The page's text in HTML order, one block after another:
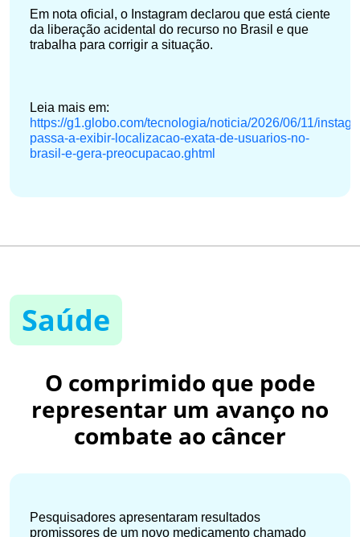
Em nota oficial, o Instagram declarou que está ciente
da liberação acidental do recurso no Brasil e que
trabalha para corrigir a situação.
Leia mais em:
https://g1.globo.com/tecnologia/noticia/2026/06/11/
passa-a-exibir-localizacao-exata-de-usuarios-no-
brasil-e-gera-preocupacao.ghtml
Saúde
O comprimido que pode
representar um avanço no
combate ao câncer
Pesquisadores apresentaram resultados
promissores de um novo medicamento chamado